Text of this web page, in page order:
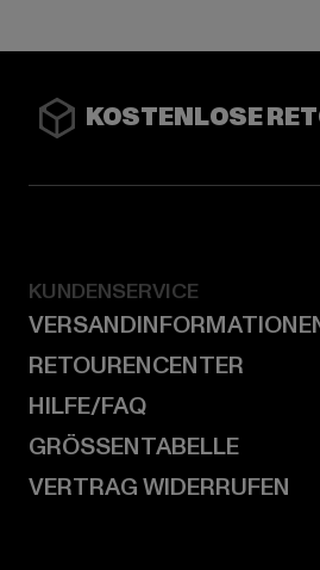
KOSTENLOSE
KUNDENSERVICE
RETOURENCENTER
HILFE/FAQ
GRÖSSENTABELLE
VERTRAG WIDERRUFEN